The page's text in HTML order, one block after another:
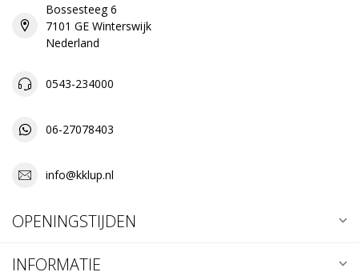
Bossesteeg 6
7101 GE Winterswijk
Nederland
0543-234000
06-27078403
info@kklup.nl
OPENINGSTIJDEN
INFORMATIE